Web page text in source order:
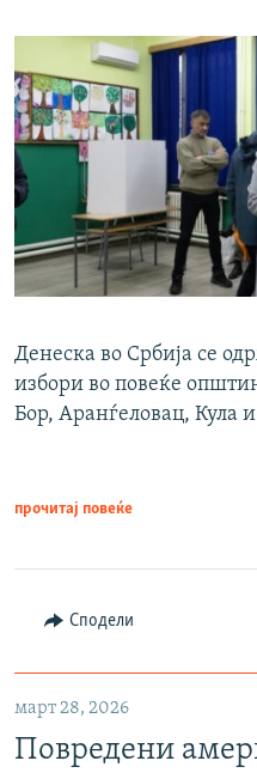
Денеска во Србија се
избори во повеќе
Бор, Аранѓеловац, Кула
прочитај повеќе
Сподели
март 28, 2026
Повредени